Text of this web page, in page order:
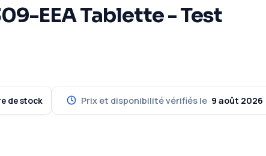
EEA Tablette - Test
de stock Prix et disponibilité vérifiés le 9 août 2026